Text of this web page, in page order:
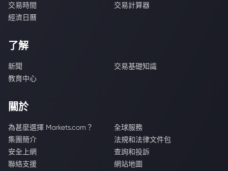
交易時間
交易計算器
經濟日曆
了解
新聞
交易基礎知識
教育中心
關於
為甚麼選擇 Markets.com？
全球服務
集團簡介
法規和法律文件包
安全上網
查詢和投訴
聯絡支援
網站地圖